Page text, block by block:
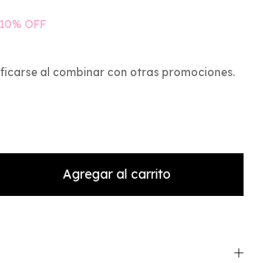
10% OFF
al combinar con otras promociones.